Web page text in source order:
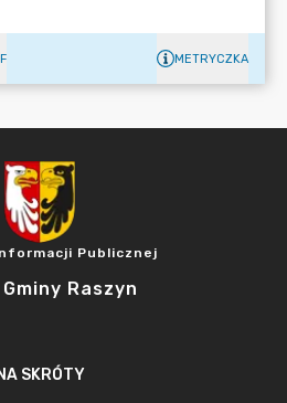
METRYCZKA
Publicznej
Raszyn
SKRÓTY